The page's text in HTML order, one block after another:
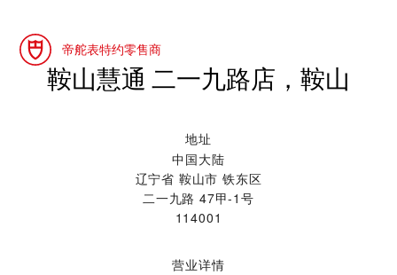
帝舵表特约零售商
‭鞍山慧通 二一九路店，鞍山‬
地址
中国大陆
辽宁省 鞍山市 铁东区
二一九路 47甲-1号
114001
营业详情